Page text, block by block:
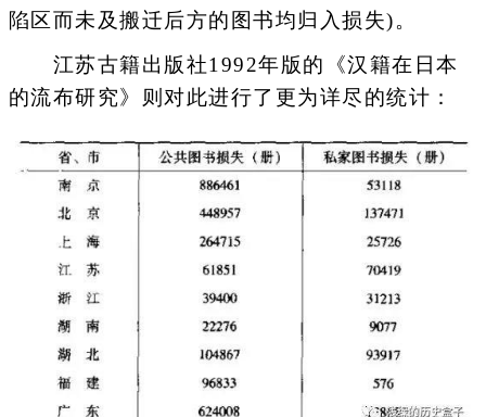
陷区而未及搬迁后方的图书均归入损失)。
江苏古籍出版社1992年版的《汉籍在日本
的流布研究》则对此进行了更为详尽的统计：